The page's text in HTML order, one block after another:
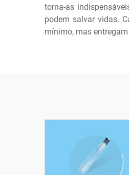
torna-as
podem salvar vidas.
mínimo, mas